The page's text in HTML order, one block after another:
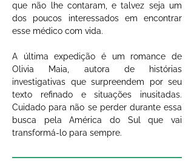
que não lhe contaram, e talvez seja um
dos poucos interessados em encontrar
esse médico com vida.
A última expedição é um romance de
Olivia Maia, autora de histórias
investigativas que surpreendem por seu
texto refinado e situações inusitadas.
Cuidado para não se perder durante essa
busca pela América do Sul que vai
transformá-lo para sempre.